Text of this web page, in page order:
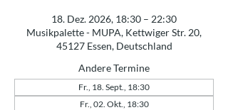
18. Dez. 2026, 18:30 – 22:30
Musikpalette - MUPA, Kettwiger Str. 20,
45127 Essen, Deutschland
Andere Termine
Fr., 18. Sept., 18:30
Fr., 02. Okt., 18:30